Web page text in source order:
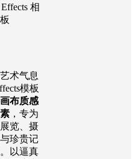
相
术气息
模板
画布质感
，专为
览、摄
珍贵记
以逼真